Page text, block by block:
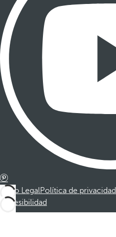
Aviso LegalPolítica de privacidad
Accesibilidad